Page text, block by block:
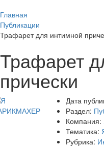
Главная
Публикации
Трафарет для интимной
Трафарет
прически
Дата
Раздел:
Компания:
Тематика:
Рубрика: